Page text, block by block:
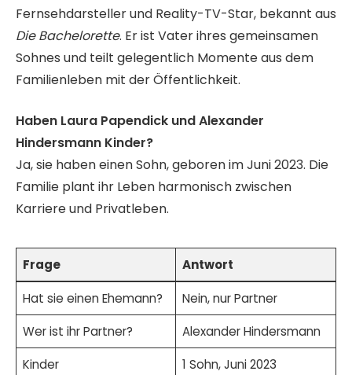
Fernsehdarsteller und Reality-TV-Star, bekannt aus
Die Bachelorette. Er ist Vater ihres gemeinsamen
Sohnes und teilt gelegentlich Momente aus dem
Familienleben mit der Öffentlichkeit.
Haben Laura Papendick und Alexander
Hindersmann Kinder?
Ja, sie haben einen Sohn, geboren im Juni 2023. Die
Familie plant ihr Leben harmonisch zwischen
Karriere und Privatleben.
Frage Antwort
Hat sie einen Ehemann?
Nein, nur Partner
Wer ist ihr Partner?
Alexander Hindersmann
Kinder
1 Sohn, Juni 2023